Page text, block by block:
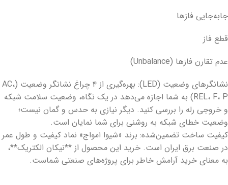
جابه‌جایی فازها
قطع فاز
عدم تقارن فازها (Unbalance)
نشانگرهای وضعیت (LED): بهره‌گیری از ۴ چراغ نشانگر وضعیت (AC،
REL، F، P) به شما اجازه می‌دهد در یک نگاه، وضعیت سلامت شبکه
و خروجی رله را بررسی کنید. دیگر نیازی به حدس و گمان نیست؛
وضعیت خطای شبکه به روشنی برای شما نمایان است.
کیفیت ساخت تضمین‌شده: برند «شیوا امواج» نماد کیفیت و طول عمر
در صنعت برق ایران است. خرید این محصول از **نیکان الکتریک**،
به معنای خرید آرامش خاطر برای پروژه‌های صنعتی شماست.